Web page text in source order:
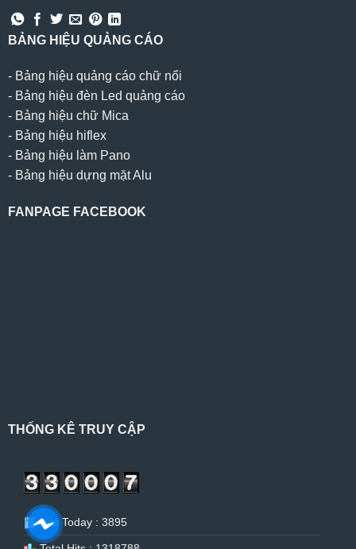
BẢNG HIỆU QUẢNG CÁO
- Bảng hiệu quảng cáo chữ nổi
- Bảng hiệu đèn Led quảng cáo
- Bảng hiệu chữ Mica
- Bảng hiệu hiflex
- Bảng hiệu làm Pano
- Bảng hiệu dựng mặt Alu
FANPAGE FACEBOOK
THỐNG KÊ TRUY CẬP
Hits Today : 3895